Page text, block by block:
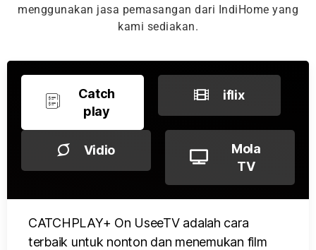
menggunakan jasa pemasangan dari IndiHome yang
kami sediakan.
Catch
play
iflix
Vidio
Mola
TV
CATCHPLAY+ On UseeTV adalah cara
terbaik untuk nonton dan menemukan film